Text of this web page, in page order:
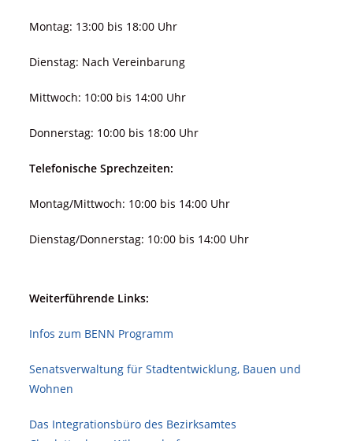
Montag: 13:00 bis 18:00 Uhr
Dienstag: Nach Vereinbarung
Mittwoch: 10:00 bis 14:00 Uhr
Donnerstag: 10:00 bis 18:00 Uhr
Telefonische Sprechzeiten:
Montag/Mittwoch: 10:00 bis 14:00 Uhr
Dienstag/Donnerstag: 10:00 bis 14:00 Uhr
Weiterführende Links:
Infos zum BENN Programm
Senatsverwaltung für Stadt­ent­wicklung, Bauen und
Wohnen
Das Integrationsbüro des Bezirksamtes